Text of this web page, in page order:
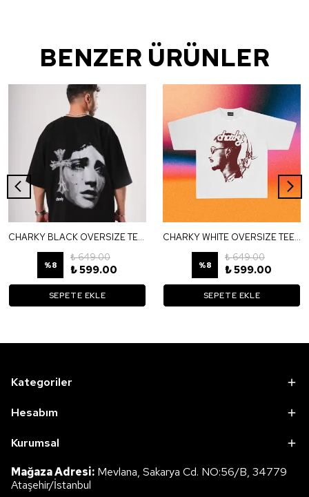
BENZER ÜRÜNLER
CHARKY BLACK OVERSIZE TEE TS17
%8
₺ 649.00
₺ 599.00
SEPETE EKLE
CHARKY WHITE OVERSIZE TEE TB34
%8
₺ 649.00
₺ 599.00
SEPETE EKLE
Kategoriler
Hesabım
Kurumsal
Mağaza Adresi: Mevlana, Sakarya Cd. NO:56/B, 34779
Ataşehir/İstanbul